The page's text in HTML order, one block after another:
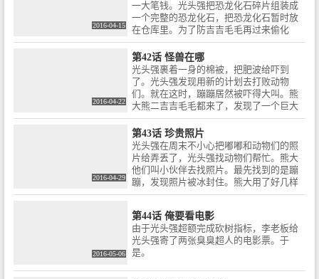
强见了怪物骨头说那是恐龙化石，于是要
帮萝卜头把恐龙化石要回来。光头强的计
撞到了树，而萝卜头拿的恐龙化石已失
控。幸亏熊大熊二及时赶到，避免了恐龙
化石掉下悬崖。通过萝卜头和光头强的解
释，两熊的产生的误会化解。光头强认为
恐龙化石不应该只有头还应该有它的身
体，熊大提议我们应该继续挖下去，两熊
2016-04-15
一大笔钱。光头强把恐龙化石碎片组装成
一个完整的恐龙化石，把恐龙化石暂时放
在仓库里。为了防吉吉毛毛再过来偷化
石，熊大设置了防盗装置，把吉吉毛毛吓
走了。萝卜头发现光头强明天就要把恐龙
化石给运走了，通知了熊大熊二。熊大熊
二和萝卜头进了光头强的车里。光头强在
车里听到倒卖化石属于犯罪，于是向李老
板请求直接把恐龙化石送到博物馆，遭到
的车被拦住，由于光头强拒绝交出化石，
李老板派来的车发射黏黏弹使光头强的车
无法动弹。萝卜头故意拖延时间，而熊大
熊二趁此机会把黏黏弹拣干净。萝卜头使
黏黏炮弹爆炸了，熊大成功把李老板派来
的人吓跑了。光头强把恐龙化石安全送往
2016-04-22
第42话 怪兽在哪
光头强裹着一身的棉被，把肥波给吓到
了。光头强发现用新的计划去打败动物
们。就在这时，蹦蹦居然被吓得大叫。熊
大熊二吉吉毛毛都来了，发现了一个巨大
的脚印。吉吉认为，这大脚印的主人有锋
利的牙齿，恐怖的模样，听起来就很吓
人。熊大他们吓得跑了。晚上，光头强又
出来砍树。熊大他们大胆的跑出去，光头
强又被熊大发现。熊大发现光头强居然晕
了，没想到肥波居然也假扮成怪兽的样子
训练，光头强假扮成怪兽的样子，本来是
想吓唬动物的。但是动物们要和怪兽开
战。熊大发现了一个喇叭，是光头强的。
最后光头强也暴露了，光头强和肥波被动
2016-04-29
第43话 珍贵照片
光头强在周末不小心把嘟嘟和动物们的照
片给弄丢了，光头强找动物们帮忙。熊大
他们叫小伙伴去找照片。最先找到的是蹦
蹦，发现照片被冰封住。熊大用了好几样
工具都失败了，光头强想到一个办法。嘟
熊二争抢起照片照片被一撕两半。熊大熊
二把有嘟嘟和动物们刻画的石头送给了光
头强。光头强把那半照片给了熊大熊二，
光头强、动物们和嘟嘟再也不会分开。
2016-05-06
第44话 俺要看电影
由于光头强超额完成砍树指标，李老板给
光头强寄了两张臭臭超人的电影票。于
是。